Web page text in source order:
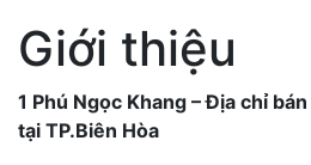
Giới thiệu
1 Phú Ngọc Khang – Địa chỉ
tại TP.Biên Hòa